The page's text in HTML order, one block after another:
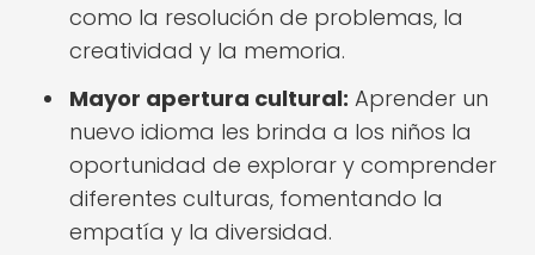
como la resolución de problemas, la
creatividad y la memoria.
Mayor apertura cultural: Aprender un
nuevo idioma les brinda a los niños la
oportunidad de explorar y comprender
diferentes culturas, fomentando la
empatía y la diversidad.